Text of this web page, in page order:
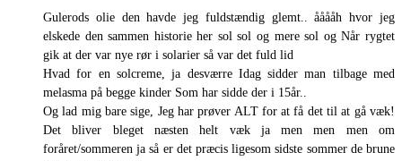
Gulerods olie den havde jeg fuldstændig glemt.. ååååh hvor jeg
elskede den sammen historie her sol sol og mere sol og Når rygtet
gik at der var nye rør i solarier så var det fuld lid
Hvad for en solcreme, ja desværre Idag sidder man tilbage med
melasma på begge kinder Som har sidde der i 15år..
Og lad mig bare sige, Jeg har prøver ALT for at få det til at gå væk!
Det bliver bleget næsten helt væk ja men men men om
foråret/sommeren ja så er det præcis ligesom sidste sommer de brune